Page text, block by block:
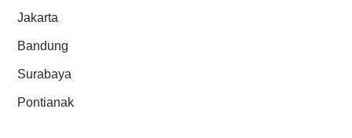
Jakarta
Bandung
Surabaya
Pontianak